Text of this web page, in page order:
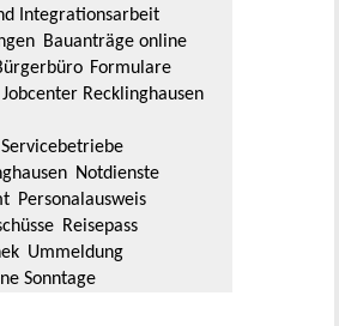
Integrationsarbeit
Bauanträge online
Formulare
Jobcenter Recklinghausen
Notdienste
Personalausweis
Reisepass
Ummeldung
Sonntage